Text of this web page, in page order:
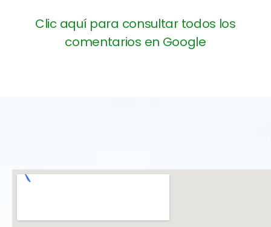
Clic aquí para consultar todos los
comentarios en Google